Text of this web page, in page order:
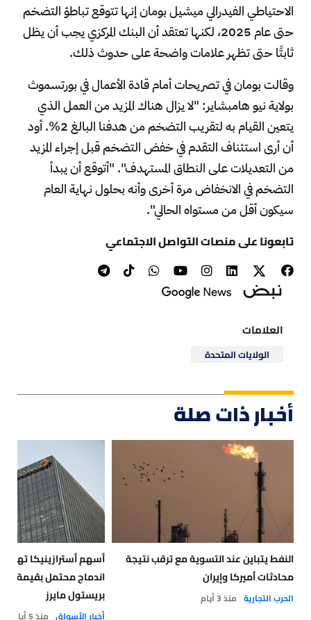
الاحتياطي الفيدرالي ميشيل بومان إنها تتوقع تباطؤ التضخم
حتى عام 2025، لكنها تعتقد أن البنك المركزي يجب أن يظل
ثابتًا حتى تظهر علامات واضحة على حدوث ذلك.
وقالت بومان في تصريحات أمام قادة الأعمال في بورتسموث
بولاية نيو هامبشاير: "لا يزال هناك المزيد من العمل الذي
يتعين القيام به لتقريب التضخم من هدفنا البالغ 2%. أود
أن أرى استئناف التقدم في خفض التضخم قبل إجراء المزيد
من التعديلات على النطاق المستهدف". "أتوقع أن يبدأ
التضخم في الانخفاض مرة أخرى وأنه بحلول نهاية العام
سيكون أقل من مستواه الحالي".
تابعونا على منصات التواصل الاجتماعي
العلامات
الولايات المتحدة
أخبار ذات صلة
النفط يتباين عند التسوية مع ترقب نتيجة
محادثات أميركا وإيران
الحرب التجارية منذ 3 أيام
أسهم أسترازينيكا تهبط
بريستول مايرز
أخبار الأسواق منذ 5 أيام